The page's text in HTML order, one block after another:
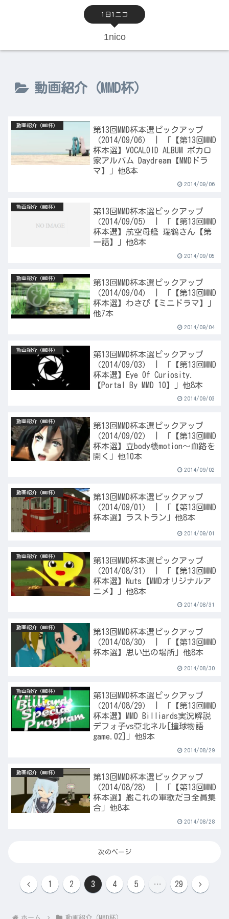
1日1ニコ
1nico
動画紹介（MMD杯）
動画紹介（MMD杯）
第13回MMD杯本選ピックアップ
（2014/09/06） | 「【第13回MMD
杯本選】VOCALOID ALBUM ボカロ
家アルバム Daydream【MMDドラ
マ】」他8本
2014/09/06
動画紹介（MMD杯）
第13回MMD杯本選ピックアップ
（2014/09/05） | 「【第13回MMD
杯本選】航空母艦 瑞鶴さん【第
一話】」他8本
2014/09/05
動画紹介（MMD杯）
第13回MMD杯本選ピックアップ
（2014/09/04） | 「【第13回MMD
杯本選】わさび【ミニドラマ】」
他7本
2014/09/04
動画紹介（MMD杯）
第13回MMD杯本選ピックアップ
（2014/09/03） | 「【第13回MMD
杯本選】Eye Of Curiosity.
【Portal By MMD 10】」他8本
2014/09/03
動画紹介（MMD杯）
第13回MMD杯本選ピックアップ
（2014/09/02） | 「【第13回MMD
杯本選】立body機motion～血路を
開く」他10本
2014/09/02
動画紹介（MMD杯）
第13回MMD杯本選ピックアップ
（2014/09/01） | 「【第13回MMD
杯本選】ラストラン」他8本
2014/09/01
動画紹介（MMD杯）
第13回MMD杯本選ピックアップ
（2014/08/31） | 「【第13回MMD
杯本選】Nuts【MMDオリジナルア
ニメ】」他8本
2014/08/31
動画紹介（MMD杯）
第13回MMD杯本選ピックアップ
（2014/08/30） | 「【第13回MMD
杯本選】思い出の場所」他8本
2014/08/30
動画紹介（MMD杯）
第13回MMD杯本選ピックアップ
（2014/08/29） | 「【第13回MMD
杯本選】MMD Billiards実況解説
デフォ子vs亞北ネル[撞球物語
game.02]」他9本
2014/08/29
動画紹介（MMD杯）
第13回MMD杯本選ピックアップ
（2014/08/28） | 「【第13回MMD
杯本選】艦これの軍歌だヨ全員集
合」他8本
2014/08/28
次のページ
前 1 2 3 4 5 … 29 次
ホーム 動画紹介（MMD杯）